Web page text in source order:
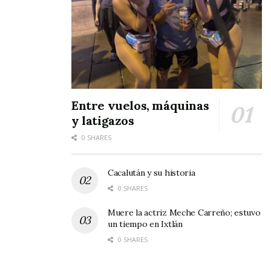
Entre vuelos, máquinas
y latigazos
0 SHARES
Cacalután y su historia
0 SHARES
Muere la actriz Meche Carreño; estuvo
un tiempo en Ixtlán
0 SHARES